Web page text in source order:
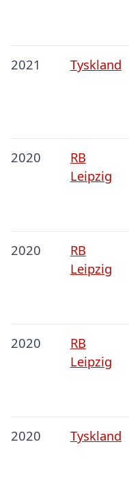
2021 Tyskland
2020
RB
Leipzig
2020
RB
Leipzig
2020
RB
Leipzig
2020 Tyskland